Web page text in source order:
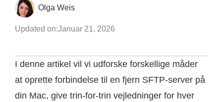
Olga Weis
Updated on:Januar 21, 2026
I denne artikel vil vi udforske forskellige måder
at oprette forbindelse til en fjern SFTP-server på
din Mac, give trin-for-trin vejledninger for hver